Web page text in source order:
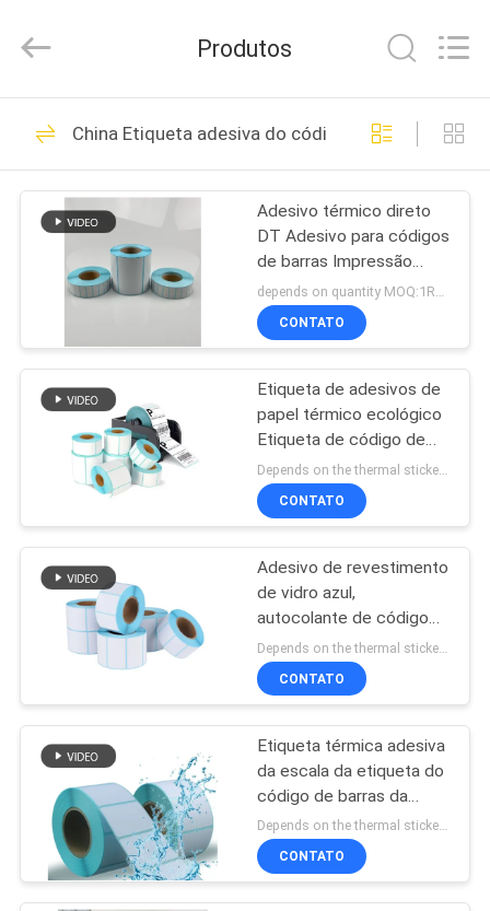
CASA
PRODUTOS
VÍDEOS
NÓS
EXCURSÃO
FÁBRICA
CONTROLE
QUALIDADE
CONTACTE-
NOS
NOTÍCIA
PEÇA
CO,LTD.
Filme autoadesivo
39
Papel autoadesivo
33
Material de papel
térmico da etiqueta
adesiva
Anti materiais
14
Produtos
China Etiqueta adesiva do código de barras
Adesivo térmico direto
DT Adesivo para códigos
de barras Impressão
com revestimento de
vidro azul
depends on quantity MOQ:1Rolo
CONTATO
Etiqueta de adesivos de
papel térmico ecológico
Etiqueta de código de
barras Etiqueta de
código de barras
Etiqueta HM2033L
CONTATO
Adesivo de revestimento
de vidro azul,
autocolante de código
de barras térmico direto
HM2233L
CONTATO
Etiqueta térmica adesiva
da escala da etiqueta do
código de barras da
etiqueta
Depends on the thermal sticker order quantity MOQ:1000 rolos de adesivos térmicos
CONTATO